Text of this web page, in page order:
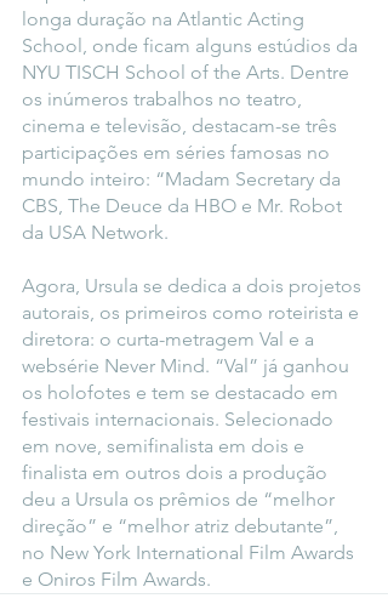
longa duração na Atlantic Acting
School, onde ficam alguns estúdios da
NYU TISCH School of the Arts. Dentre
os inúmeros trabalhos no teatro,
cinema e televisão, destacam-se três
participações em séries famosas no
mundo inteiro: “Madam Secretary da
CBS, The Deuce da HBO e Mr. Robot
da USA Network.
Agora, Ursula se dedica a dois projetos
autorais, os primeiros como roteirista e
diretora: o curta-metragem Val e a
websérie Never Mind. “Val” já ganhou
os holofotes e tem se destacado em
festivais internacionais. Selecionado
em nove, semifinalista em dois e
finalista em outros dois a produção
deu a Ursula os prêmios de “melhor
direção” e “melhor atriz debutante”,
no New York International Film Awards
e Oniros Film Awards.